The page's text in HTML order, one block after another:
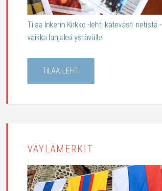
Tilaa Inkerin Kirkko -lehti kätevästi netistä -
vaikka lahjaksi ystävälle!
TILAA LEHTI
VÄYLÄMERKIT